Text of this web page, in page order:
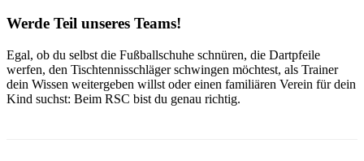
Werde Teil unseres Teams!
Egal, ob du selbst die Fußballschuhe schnüren, die Dartpfeile
werfen, den Tischtennisschläger schwingen möchtest, als Trainer
dein Wissen weitergeben willst oder einen familiären Verein für dein
Kind suchst: Beim RSC bist du genau richtig.